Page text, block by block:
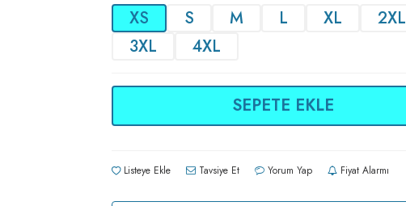
XS S M L XL
2XL
3XL
4XL
SEPETE EKLE
Listeye Ekle Tavsiye Et Yorum Yap Fiyat Alarmı